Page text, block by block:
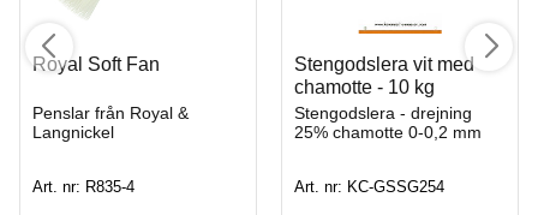
Royal Soft Fan
Penslar från Royal &
Langnickel
Art. nr: R835-4
Stengodslera vit med
chamotte - 10 kg
Stengodslera - drejning
25% chamotte 0-0,2 mm
Art. nr: KC-GSSG254